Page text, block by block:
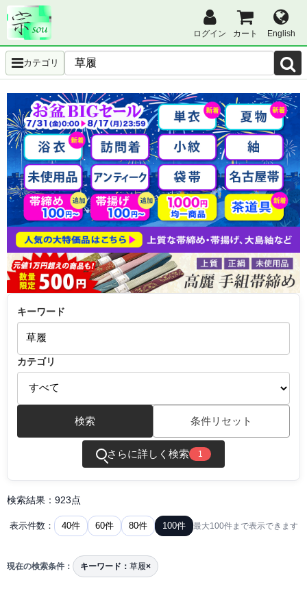
ログイン カート English
カテゴリ
キーワード
カテゴリ
検索 条件リセット
さらに詳しく検索 1
検索結果：923点
表示件数： 40件 60件 80件 100件 最大100件まで表示できます
現在の検索条件： キーワード： 草履×